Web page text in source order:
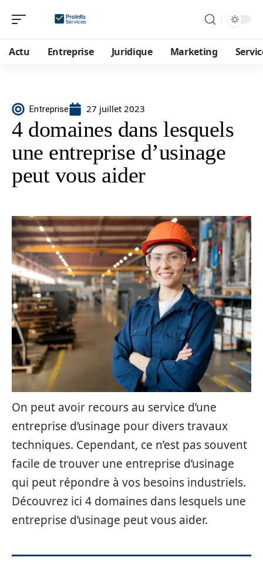
Actu Entreprise Juridique Marketing
Entreprise 27 juillet 2023
4 domaines dans lesquels
une entreprise d’usinage
peut vous aider
On peut avoir recours au service d’une
entreprise d’usinage pour divers travaux
techniques. Cependant, ce n’est pas souvent
facile de trouver une entreprise d’usinage
qui peut répondre à vos besoins industriels.
Découvrez ici 4 domaines dans lesquels une
entreprise d’usinage peut vous aider.